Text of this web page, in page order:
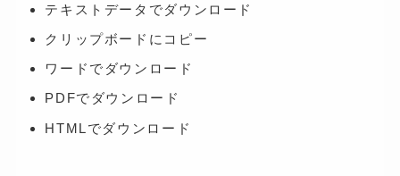
テキストデータでダウンロード
クリップボードにコピー
ワードでダウンロード
PDFでダウンロード
HTMLでダウンロード